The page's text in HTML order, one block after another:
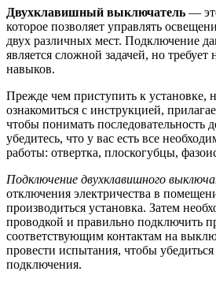
Двухклавишный выключатель —
которое позволяет управлять
двух различных мест. Подключение
является сложной задачей, но
навыков.
Прежде чем приступить к установке,
ознакомиться с инструкцией,
чтобы понимать последовательность
убедитесь, что у вас есть все
работы: отвертка, плоскогубцы,
Подключение двухклавишного
отключения электричества в
производиться установка. Затем
проводкой и правильно подключить
соответствующим контактам на
провести испытания, чтобы
подключения.